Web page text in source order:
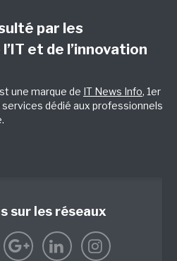
par les
et de l’innovation
une marque de IT News Info, 1er
dédié aux professionnels
sur les réseaux